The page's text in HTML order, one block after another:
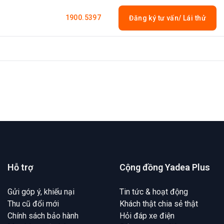
1900.5397 Đăng ký tư vấn/ Lái thử
Hỗ trợ
Gửi góp ý, khiếu nại
Thu cũ đổi mới
Chính sách bảo hành
Cộng đồng Yadea Plus
Tin tức & hoạt động
Khách thật chia sẻ thật
Hỏi đáp xe điện